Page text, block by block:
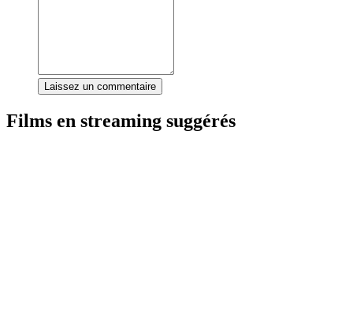
Laissez un commentaire
Films en streaming suggérés